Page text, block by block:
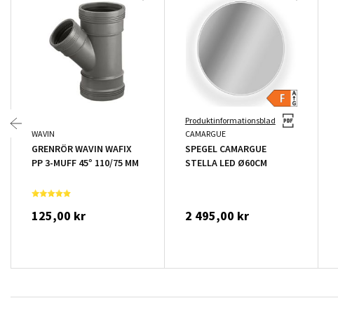
WAVIN
GRENRÖR WAVIN WAFIX
PP 3-MUFF 45° 110/75 MM
125,00 kr
Produktinformationsblad
CAMARGUE
SPEGEL CAMARGUE
STELLA LED Ø60CM
2 495,00 kr